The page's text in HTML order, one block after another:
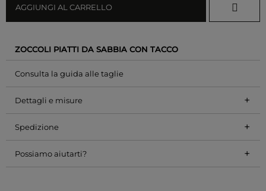
AGGIUNGI AL CARRELLO
ZOCCOLI PIATTI DA SABBIA CON TACCO
Consulta la guida alle taglie
Dettagli e misure +
Spedizione +
Possiamo aiutarti? +